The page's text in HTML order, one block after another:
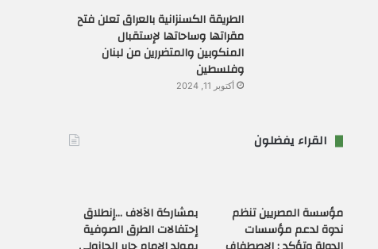
الطريقة الكسنزانية بالعراق تعلن فتح
مقراتها وساحاتها لإستقبال
المنكوبين والمتضررين من لبنان
وفلسطين
أكتوبر 11, 2024
القراء يفضلون
مؤسسة المصريين تنظم
ندوة لدعم مؤسسات
بمشاركة الآلاف …إنطلاق
إحتفالات الطرق الصوفية